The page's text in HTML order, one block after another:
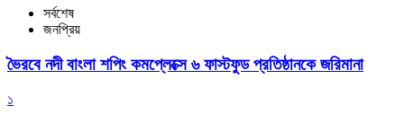
সর্বশেষ
জনপ্রিয়
ভৈরবে নদী বাংলা শপিং কমপ্লেক্সে ৬ ফাস্টফুড প্রতিষ্ঠানকে জরিমানা
১